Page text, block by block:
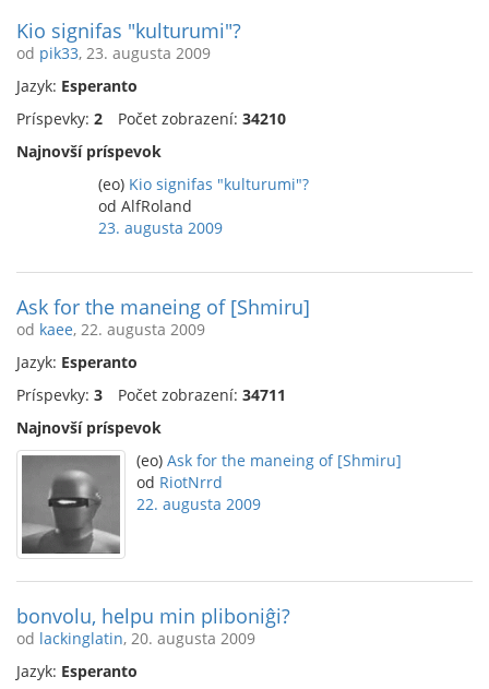
Kio signifas "kulturumi"?
od pik33, 23. augusta 2009
Jazyk: Esperanto
Príspevky: 2 Počet zobrazení: 34210
Najnovší príspevok
(eo) Kio signifas "kulturumi"?
od AlfRoland
23. augusta 2009
Ask for the maneing of [Shmiru]
od kaee, 22. augusta 2009
Jazyk: Esperanto
Príspevky: 3 Počet zobrazení: 34711
Najnovší príspevok
(eo) Ask for the maneing of [Shmiru]
od RiotNrrd
22. augusta 2009
bonvolu, helpu min pliboniĝi?
od lackinglatin, 20. augusta 2009
Jazyk: Esperanto